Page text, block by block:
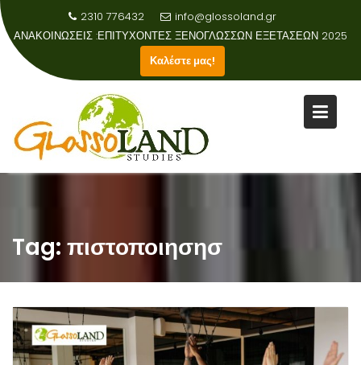
content
2310 776432
info@glossoland.gr
ΑΝΑΚΟΙΝΩΣΕΙΣ :
ΑΠΟΤΕΛΕΣΜΑΤΑ ΕΞΕΤΑΣΕΩΝ ΑΓΓΛΙΚΗΣ ΓΛΩΣΣΑΣ 2023-2024
Καλέστε μας!
Tag: πιστοποιησησ